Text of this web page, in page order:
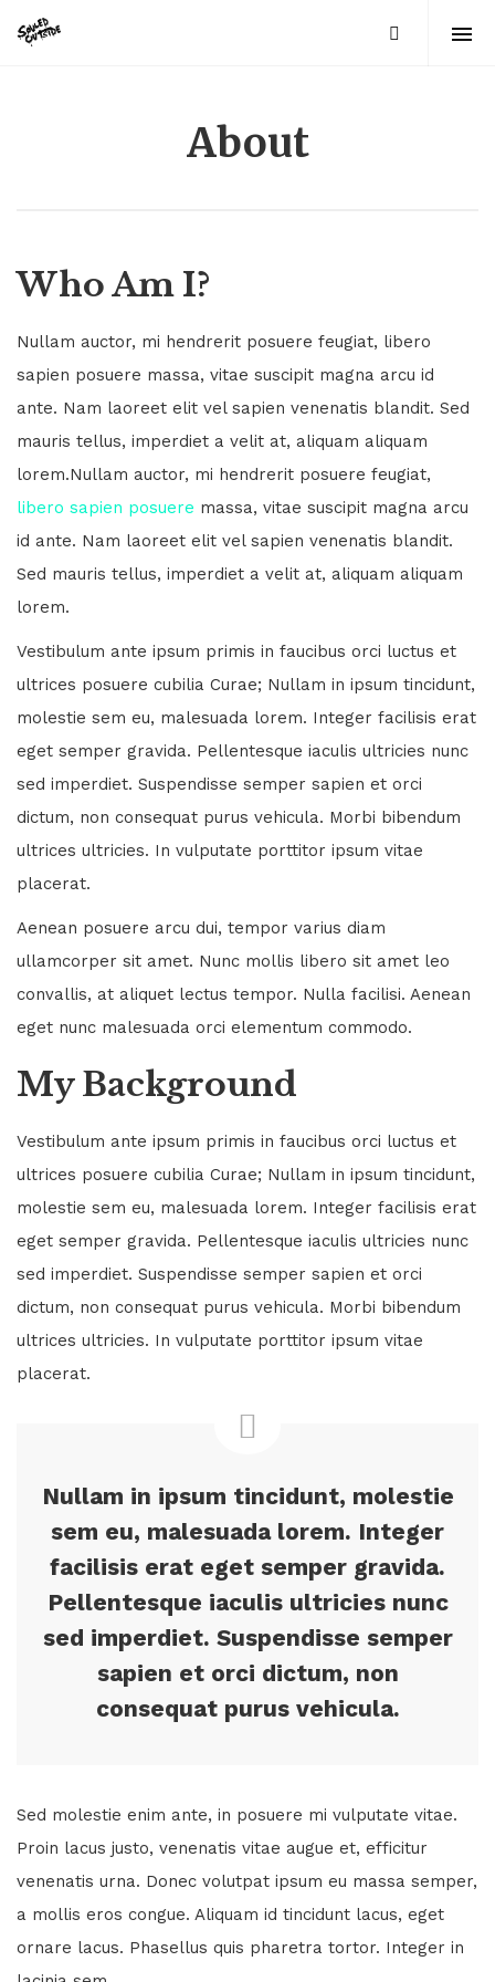
About
Who Am I?
Nullam auctor, mi hendrerit posuere feugiat, libero
sapien posuere massa, vitae suscipit magna arcu id
ante. Nam laoreet elit vel sapien venenatis blandit. Sed
mauris tellus, imperdiet a velit at, aliquam aliquam
lorem.Nullam auctor, mi hendrerit posuere feugiat,
libero sapien posuere massa, vitae suscipit magna arcu
id ante. Nam laoreet elit vel sapien venenatis blandit.
Sed mauris tellus, imperdiet a velit at, aliquam aliquam
lorem.
Vestibulum ante ipsum primis in faucibus orci luctus et
ultrices posuere cubilia Curae; Nullam in ipsum tincidunt,
molestie sem eu, malesuada lorem. Integer facilisis erat
eget semper gravida. Pellentesque iaculis ultricies nunc
sed imperdiet. Suspendisse semper sapien et orci
dictum, non consequat purus vehicula. Morbi bibendum
ultrices ultricies. In vulputate porttitor ipsum vitae
placerat.
Aenean posuere arcu dui, tempor varius diam
ullamcorper sit amet. Nunc mollis libero sit amet leo
convallis, at aliquet lectus tempor. Nulla facilisi. Aenean
eget nunc malesuada orci elementum commodo.
My Background
Vestibulum ante ipsum primis in faucibus orci luctus et
ultrices posuere cubilia Curae; Nullam in ipsum tincidunt,
molestie sem eu, malesuada lorem. Integer facilisis erat
eget semper gravida. Pellentesque iaculis ultricies nunc
sed imperdiet. Suspendisse semper sapien et orci
dictum, non consequat purus vehicula. Morbi bibendum
ultrices ultricies. In vulputate porttitor ipsum vitae
placerat.
Nullam in ipsum tincidunt, molestie
sem eu, malesuada lorem. Integer
facilisis erat eget semper gravida.
Pellentesque iaculis ultricies nunc
sed imperdiet. Suspendisse semper
sapien et orci dictum, non
consequat purus vehicula.
Sed molestie enim ante, in posuere mi vulputate vitae.
Proin lacus justo, venenatis vitae augue et, efficitur
venenatis urna. Donec volutpat ipsum eu massa semper,
a mollis eros congue. Aliquam id tincidunt lacus, eget
ornare lacus. Phasellus quis pharetra tortor. Integer in
The Bottom Is Up
by 5 years ago
A light cut through the darkness 104 feet beneath the
ocean. This marked our turning point. As we slowly
burning through swirling silt and...
Read More